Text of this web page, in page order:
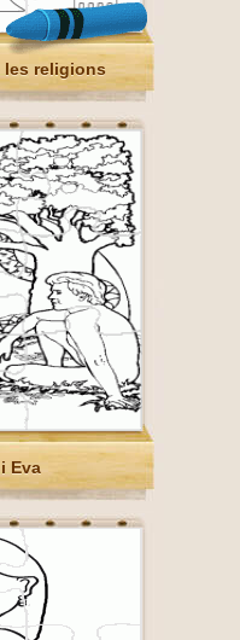
les religions
Eva